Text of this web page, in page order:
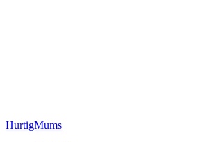
HurtigMums